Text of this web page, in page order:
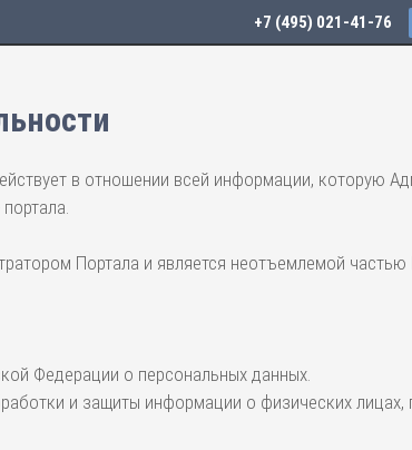
+7 (495) 021-41-76
в отношении всей информации, которую
Портала и является неотъемлемой частью
Федерации о персональных данных.
и защиты информации о физических лицах,